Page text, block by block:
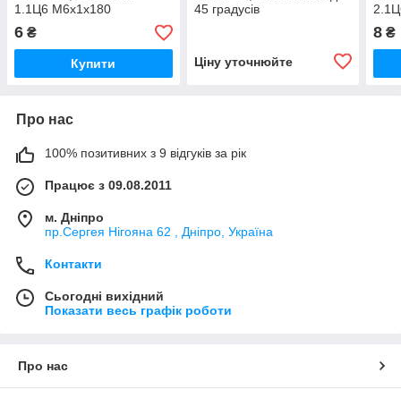
1.1Ц6 М6х1х180
6 ₴
Купити
45 градусів
Ціну уточнюйте
8 ₴
Про нас
100% позитивних з 9 відгуків за рік
Працює з 09.08.2011
м. Дніпро
пр.Сергея Нігояна 62 , Дніпро, Україна
Контакти
Сьогодні вихідний
Показати весь графік роботи
Про нас